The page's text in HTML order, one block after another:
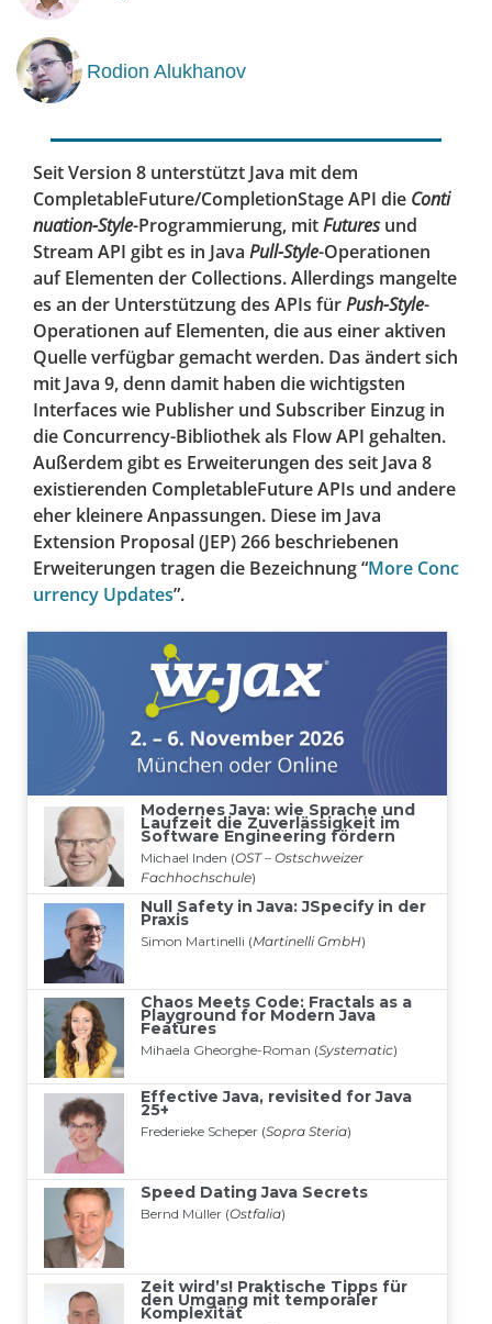
Rodion Alukhanov
Seit Version 8 unterstützt Java mit dem
CompletableFuture/CompletionStage API die Conti
nuation-Style-Programmierung, mitFuturesund
Stream API gibt es in Java Pull-Style-Operationen
auf Elementen der Collections. Allerdings mangelte
es an der Unterstützung des APIs fürPush-Style-
Operationen auf Elementen, die aus einer aktiven
Quelle verfügbar gemacht werden. Das ändert sich
mit Java 9, denn damit haben die wichtigsten
Interfaces wie Publisher und Subscriber Einzug in
die Concurrency-Bibliothek als Flow API gehalten.
Außerdem gibt es Erweiterungen des seit Java 8
existierenden CompletableFuture APIs und andere
eher kleinere Anpassungen. Diese im Java
Extension Proposal (JEP) 266 beschriebenen
Erweiterungen tragen die Bezeichnung “More Conc
urrency Updates”.